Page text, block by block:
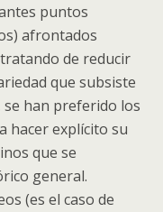
puntos
afrontados
de reducir
que subsiste
se han preferido los
hacer explícito su
que se
general.
(es el caso de